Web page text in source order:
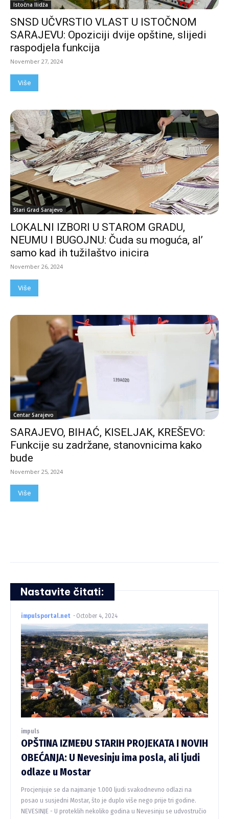
Istočna Ilidža
SNSD UČVRSTIO VLAST U ISTOČNOM
SARAJEVU: Opoziciji dvije opštine, slijedi
raspodjela funkcija
November 27, 2024
Više
Stari Grad Sarajevo
LOKALNI IZBORI U STAROM GRADU,
NEUMU I BUGOJNU: Čuda su moguća, al’
samo kad ih tužilaštvo inicira
November 26, 2024
Više
Centar Sarajevo
SARAJEVO, BIHAĆ, KISELJAK, KREŠEVO:
Funkcije su zadržane, stanovnicima kako
bude
November 25, 2024
Više
Nastavite čitati:
impulsportal.net - October 4, 2024
impuls
OPŠTINA IZMEĐU STARIH PROJEKATA I NOVIH
OBEĆANJA: U Nevesinju ima posla, ali ljudi
odlaze u Mostar
Procjenjuje se da najmanje 1.000 ljudi svakodnevno odlazi na
posao u susjedni Mostar, što je duplo više nego prije tri godine.
NEVESINJE - U proteklih nekoliko godina u Nevesinju se udvostručio